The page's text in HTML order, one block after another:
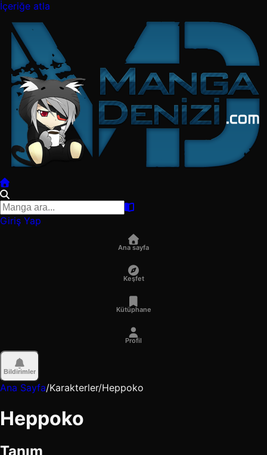
İçeriğe atla
Giriş Yap
Ana sayfa
Keşfet
Kütüphane
Profil
Bildirimler
Ana Sayfa/Karakterler/Heppoko
Heppoko
Tanım